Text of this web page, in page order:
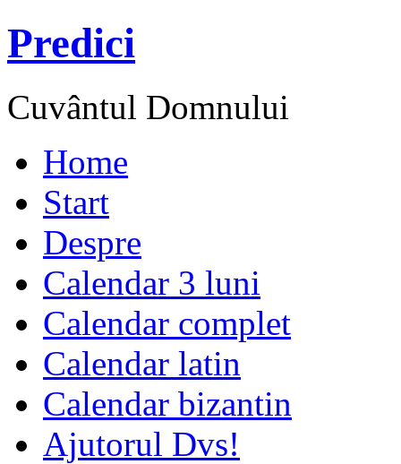
Predici
Cuvântul Domnului
Home
Start
Despre
Calendar 3 luni
Calendar complet
Calendar latin
Calendar bizantin
Ajutorul Dvs!